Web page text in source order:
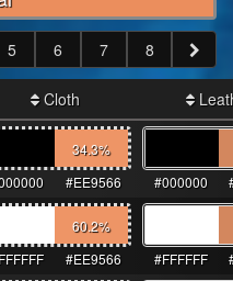
5 6 7 8
Cloth
34.3%
#EE9566 #000000
60.2%
#EE9566 #FFFFFF